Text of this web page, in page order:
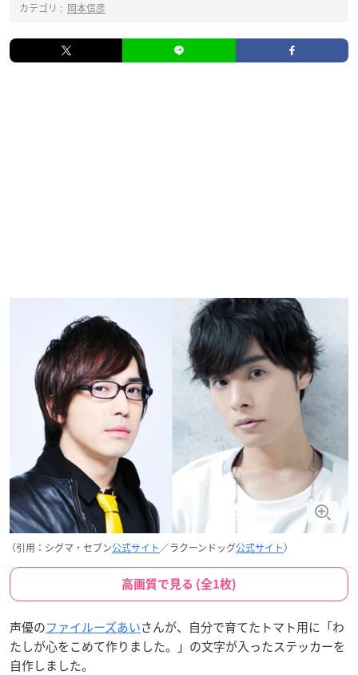
カテゴリ : 岡本信彦
（引用：シグマ・セブン公式サイト／ラクーンドッグ公式サイト）
高画質で見る (全1枚)
声優のファイルーズあいさんが、自分で育てたトマト用に「わ
たしが心をこめて作りました。」の文字が入ったステッカーを
自作しました。